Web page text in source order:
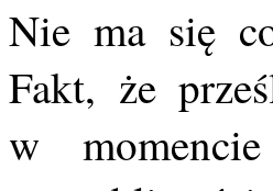
Nie ma się
Fakt, że
w